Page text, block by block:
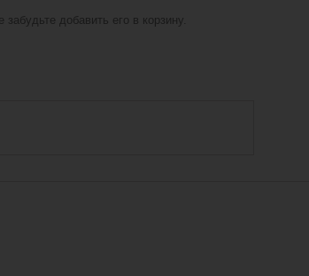
добавить его в корзину.